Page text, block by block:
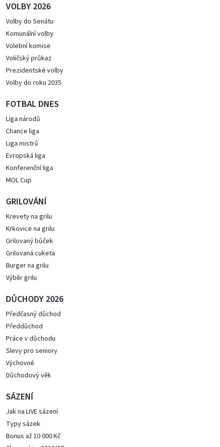
VOLBY 2026
Volby do Senátu
Komunální volby
Volební komise
Voličský průkaz
Prezidentské volby
Volby do roku 2035
FOTBAL DNES
Liga národů
Chance liga
Liga mistrů
Evropská liga
Konferenční liga
MOL Cup
GRILOVÁNÍ
Krevety na grilu
Krkovice na grilu
Grilovaný bůček
Grilovaná cuketa
Burger na grilu
Výběr grilu
DŮCHODY 2026
Předčasný důchod
Předdůchod
Práce v důchodu
Slevy pro seniory
Výchovné
Důchodový věk
SÁZENÍ
Jak na LIVE sázení
Typy sázek
Bonus až 10 000 Kč